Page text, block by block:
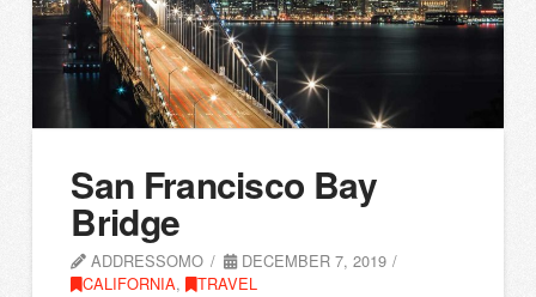
San Francisco Bay
Bridge
ADDRESSOMO
DECEMBER 7, 2019
CALIFORNIA, TRAVEL